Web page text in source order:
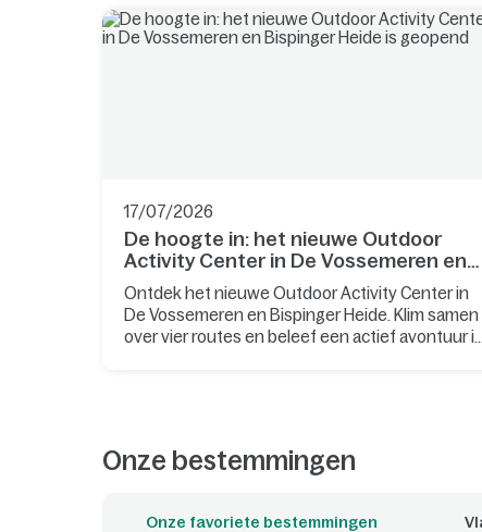
17/07/2026
De hoogte in: het nieuwe Outdoor
Activity Center in De Vossemeren en
Bispinger Heide is geopend
Ontdek het nieuwe Outdoor Activity Center in
De Vossemeren en Bispinger Heide. Klim samen
over vier routes en beleef een actief avontuur in
Onze bestemmingen
Onze favoriete bestemmingen